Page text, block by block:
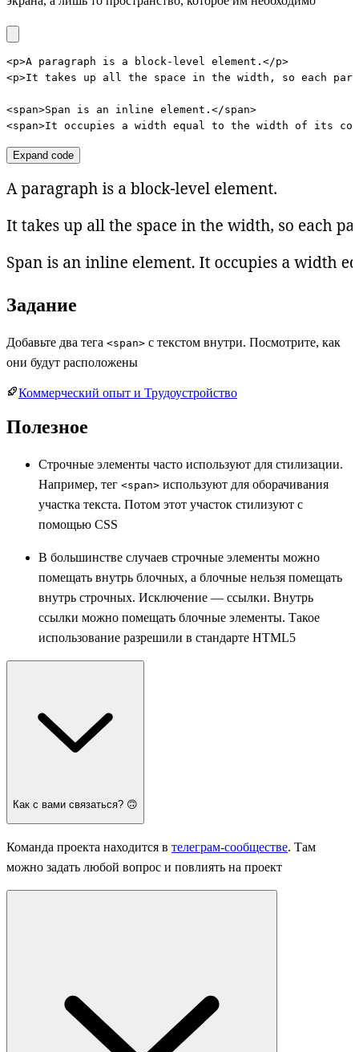
<p>A paragraph is a block-level element.</p>
<p>It takes up all the space in the width, so each
<span>Span is an inline element.</span>
<span>It occupies a width equal to the width of its
Expand code
Задание
Добавьте два тега <span> с текстом внутри. Посмотрите, как
они будут расположены
Коммерческий опыт и Трудоустройство
Полезное
Строчные элементы часто используют для стилизации.
Например, тег <span> используют для оборачивания
участка текста. Потом этот участок стилизуют с
помощью CSS
В большинстве случаев строчные элементы можно
помещать внутрь блочных, а блочные нельзя помещать
внутрь строчных. Исключение — ссылки. Внутрь
ссылки можно помещать блочные элементы. Такое
использование разрешили в стандарте HTML5
Как с вами связаться? 🙃
Команда проекта находится в телеграм-сообществе. Там
можно задать любой вопрос и повлиять на проект